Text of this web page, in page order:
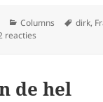
Categorieën
Columns Tags
dirk,
reacties
de hel